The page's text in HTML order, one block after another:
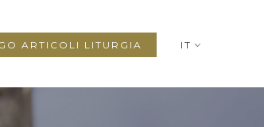
IT
ARTICOLI LITURGIA